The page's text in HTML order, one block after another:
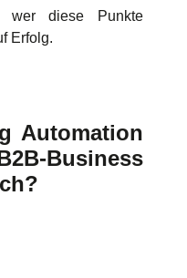
wer diese Punkte
Erfolg.
Automation
Business